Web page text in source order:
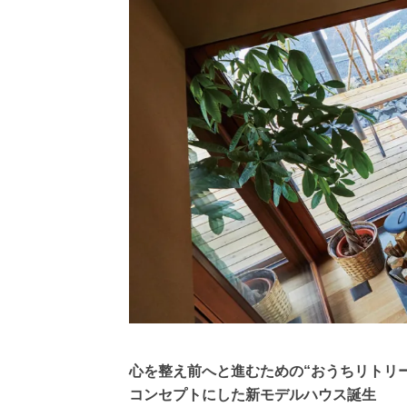
心を整え前へと進むための“おうちリトリ
コンセプトにした新モデルハウス誕生